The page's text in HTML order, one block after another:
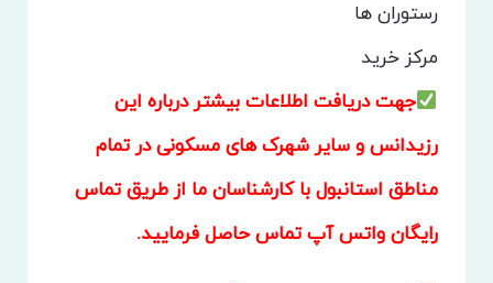
رستوران ها
مرکز خرید
جهت دریافت اطلاعات بیشتر درباره این
رزیدانس و سایر شهرک های مسکونی در تمام
مناطق استانبول با کارشناسان ما از طریق تماس
رایگان واتس آپ تماس حاصل فرمایید.